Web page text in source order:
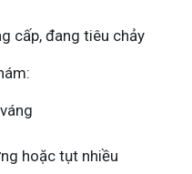
cấp, đang tiêu chảy
hoặc tụt nhiều